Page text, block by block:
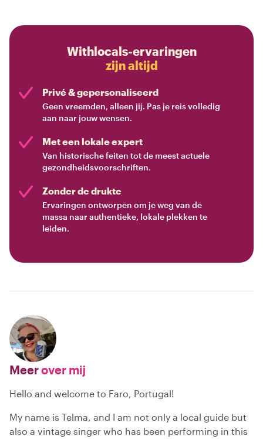
Withlocals-ervaringen
zijn altijd
Privé & gepersonaliseerd
Geen vreemden, alleen jij. Pas je reis volledig
aan naar jouw wensen.
Met een lokale expert
Van historische feiten tot de meest actuele
gezondheidsvoorschriften.
Zonder de drukte
Ervaringen ontworpen om je weg van de
massa naar authentieke, lokale plekken te
leiden.
Meerover mij
Hello and welcome to Faro, Portugal!
My name is Telma, and I am not only a local guide but
also a vintage singer who has been performing in this